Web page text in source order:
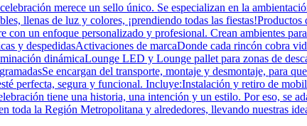
merece un sello único. Se especializan en la
llenas de luz y colores, ¡prendiendo todas las
con un enfoque personalizado y profesional. Crean ambientes
y despedidasActivaciones de marcaDonde cada rincón cobra
dinámicaLounge LED y Lounge pallet para zonas de
encargan del transporte, montaje y desmontaje, para
perfecta, segura y funcional. Incluye:Instalación y retiro de
tiene una historia, una intención y un estilo. Por eso, se
toda la Región Metropolitana y alrededores, llevando nuestras